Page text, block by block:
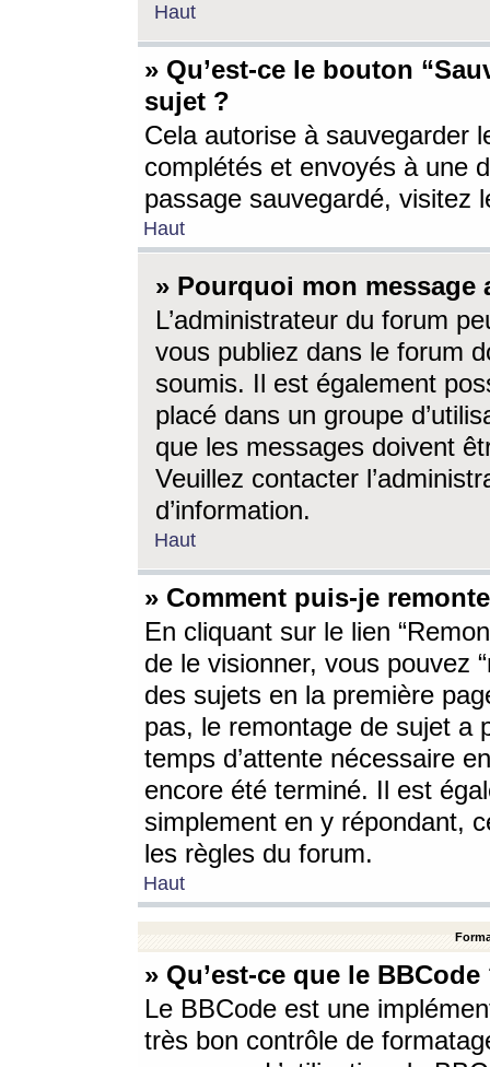
Haut
» Qu’est-ce le bouton
sujet ?
Cela autorise à sauvegarder
complétés et envoyés à une
passage sauvegardé, visitez
Haut
» Pourquoi mon message
L’administrateur du forum
vous publiez dans le forum
soumis. Il est également
placé dans un groupe
que les messages doivent
Veuillez contacter
d’information.
Haut
» Comment puis-je
En cliquant sur le lien
de le visionner, vous pouvez
des sujets en la première
pas, le remontage de sujet a
temps d’attente nécessaire
encore été terminé. Il est
simplement en y répondant,
les règles du forum.
Haut
» Qu’est-ce que le BBCode
Le BBCode est une
très bon contrôle de